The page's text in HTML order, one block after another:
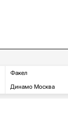
Факел
Динамо Москва